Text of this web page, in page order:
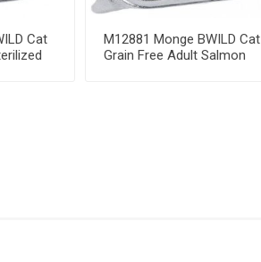
Cat
M12881 Monge BWILD Cat
Grain Free Adult Salmon